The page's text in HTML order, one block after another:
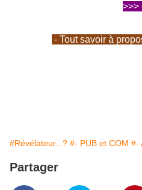
>>>
- Tout savoir à
#Révélateur...? #- PUB et COM #-
Partager